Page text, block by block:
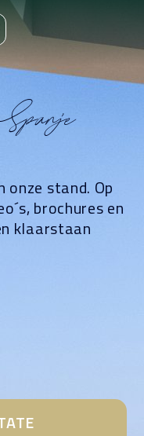
onze stand. Op
brochures en
klaarstaan